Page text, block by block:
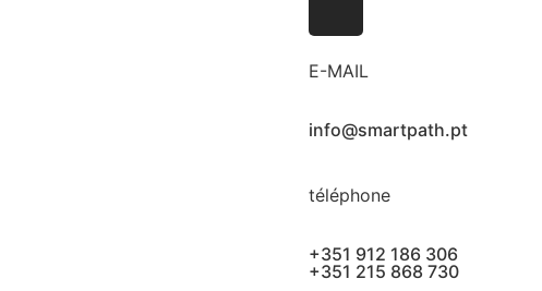
E-MAIL
info@smartpath.pt
téléphone
+351 912 186 306
+351 215 868 730